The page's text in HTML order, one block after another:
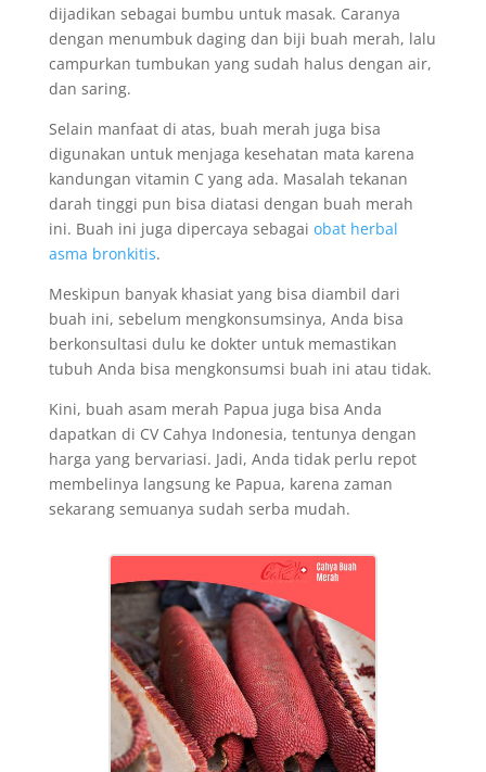
dijadikan sebagai bumbu untuk masak. Caranya
dengan menumbuk daging dan biji buah merah, lalu
campurkan tumbukan yang sudah halus dengan air,
dan saring.
Selain manfaat di atas, buah merah juga bisa
digunakan untuk menjaga kesehatan mata karena
kandungan vitamin C yang ada. Masalah tekanan
darah tinggi pun bisa diatasi dengan buah merah
ini. Buah ini juga dipercaya sebagai obat herbal
asma bronkitis.
Meskipun banyak khasiat yang bisa diambil dari
buah ini, sebelum mengkonsumsinya, Anda bisa
berkonsultasi dulu ke dokter untuk memastikan
tubuh Anda bisa mengkonsumsi buah ini atau tidak.
Kini, buah asam merah Papua juga bisa Anda
dapatkan di CV Cahya Indonesia, tentunya dengan
harga yang bervariasi. Jadi, Anda tidak perlu repot
membelinya langsung ke Papua, karena zaman
sekarang semuanya sudah serba mudah.